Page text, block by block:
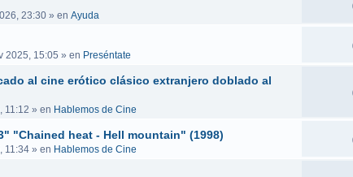
23:30» en Ayuda
2025, 15:05 » en Preséntate
al cine erótico clásico extranjero doblado al
11:12 » en Hablemos de Cine
"Chained heat - Hell mountain" (1998)
11:34» en Hablemos de Cine